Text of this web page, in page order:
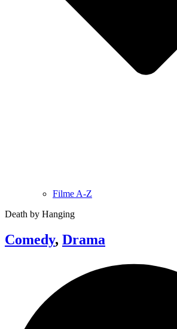
Filme A-Z
Death by Hanging
Comedy, Drama